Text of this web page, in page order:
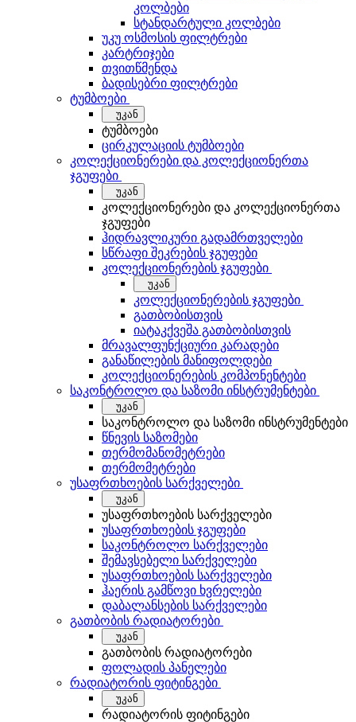
კოლბები
სტანდარტული კოლბები
უკუ ოსმოსის ფილტრები
კარტრიჯები
თვითწმენდა
ბადისებრი ფილტრები
ტუმბოები
უკან
ტუმბოები
ცირკულაციის ტუმბოები
კოლექციონერები და კოლექციონერთა
ჯგუფები
უკან
კოლექციონერები და კოლექციონერთა
ჯგუფები
ჰიდრავლიკური გადამრთველები
სწრაფი შეკრების ჯგუფები
კოლექციონერების ჯგუფები
უკან
კოლექციონერების ჯგუფები
გათბობისთვის
იატაკქვეშა გათბობისთვის
მრავალფუნქციური კარადები
განაწილების მანიფოლდები
კოლექციონერების კომპონენტები
საკონტროლო და საზომი ინსტრუმენტები
უკან
საკონტროლო და საზომი ინსტრუმენტები
წნევის საზომები
თერმომანომეტრები
თერმომეტრები
უსაფრთხოების სარქველები
უკან
უსაფრთხოების სარქველები
უსაფრთხოების ჯგუფები
საკონტროლო სარქველები
შემავსებელი სარქველები
უსაფრთხოების სარქველები
ჰაერის გამწოვი ხვრელები
დაბალანსების სარქველები
გათბობის რადიატორები
უკან
გათბობის რადიატორები
ფოლადის პანელები
რადიატორის ფიტინგები
უკან
რადიატორის ფიტინგები